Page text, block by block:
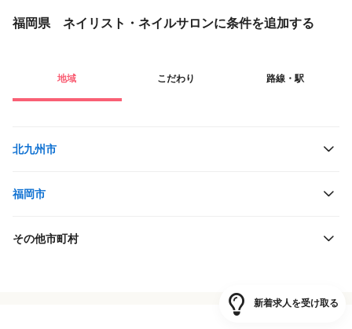
福岡県 ネイリスト・ネイルサロンに条件を追加する
地域 こだわり 路線・駅
北九州市
福岡市
その他市町村
新着求人を受け取る